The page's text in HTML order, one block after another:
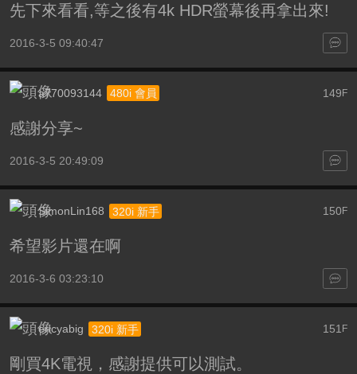
先下來看看,等之後有4k HDR螢幕後再拿出來!
2016-3-5 09:40:47
149 F
a770093144 480i 會員
感謝分享~
2016-3-5 20:49:09
150F
SimonLin168 320i 新手
希望影片還在啊
2016-3-6 03:23:10
151 F
ericyabig 320i 新手
剛買4K電視，感謝提供可以測試。